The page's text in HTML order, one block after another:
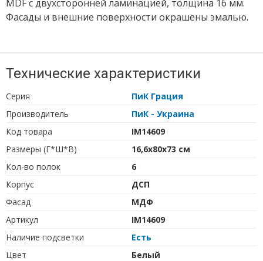
MDF с двухсторонней ламинацией, толщина 16 мм.
Фасады и внешние поверхности окрашены эмалью.
Технические характеристики
Серия
ПиК Грация
Производитель
ПиК - Украина
Код товара
IM14609
Размеры (Г*Ш*В)
16,6х80х73 см
Кол-во полок
6
Корпус
ДСП
Фасад
МДФ
Артикул
IM14609
Наличие подсветки
Есть
Цвет
Белый